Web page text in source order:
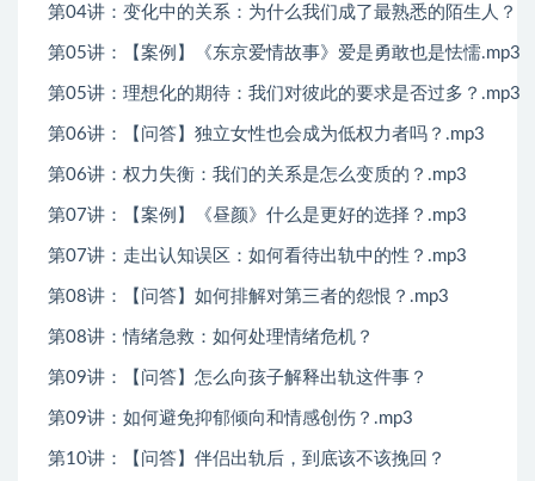
第04讲：变化中的关系：为什么我们成了最熟悉的陌生人？
第05讲：【案例】《东京爱情故事》爱是勇敢也是怯懦.mp3
第05讲：理想化的期待：我们对彼此的要求是否过多？.mp3
第06讲：【问答】独立女性也会成为低权力者吗？.mp3
第06讲：权力失衡：我们的关系是怎么变质的？.mp3
第07讲：【案例】《昼颜》什么是更好的选择？.mp3
第07讲：走出认知误区：如何看待出轨中的性？.mp3
第08讲：【问答】如何排解对第三者的怨恨？.mp3
第08讲：情绪急救：如何处理情绪危机？
第09讲：【问答】怎么向孩子解释出轨这件事？
第09讲：如何避免抑郁倾向和情感创伤？.mp3
第10讲：【问答】伴侣出轨后，到底该不该挽回？